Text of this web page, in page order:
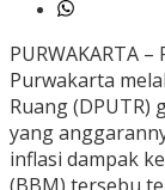
PURWAKARTA
Purwakarta
Ruang
yang
inflasi dampak